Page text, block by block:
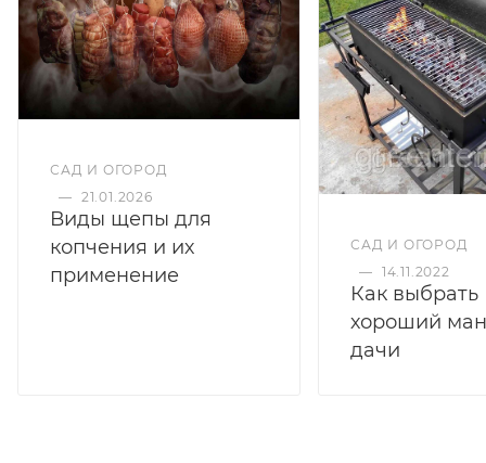
САД И ОГОРОД
— 21.01.2026
Виды щепы для
копчения и их
применение
САД И ОГОРОД
— 14.11.2022
Как выбрать
хороший
дачи